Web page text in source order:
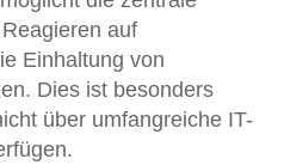
auf
Einhaltung von
Dies ist besonders
über umfangreiche IT-